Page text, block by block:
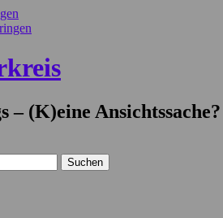
– (K)eine Ansichtssache?